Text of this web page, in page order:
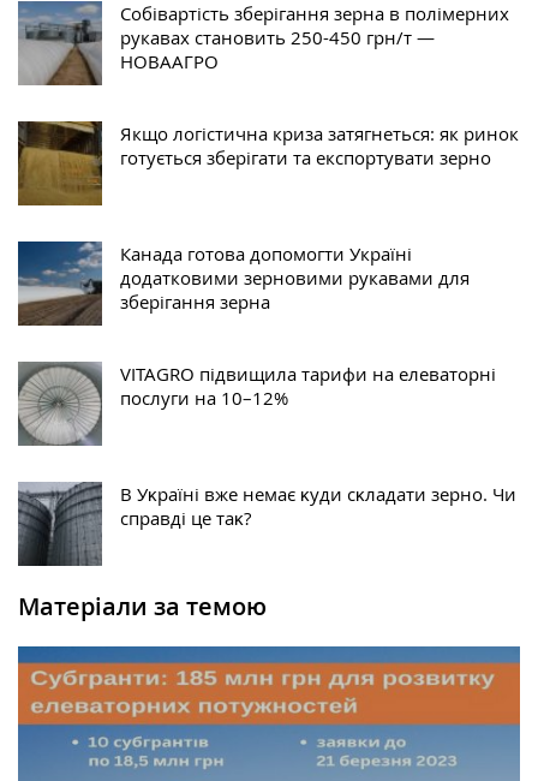
Собівартість зберігання зерна в полімерних
рукавах становить 250-450 грн/т —
НОВААГРО
Якщо логістична криза затягнеться: як ринок
готується зберігати та експортувати зерно
Канада готова допомогти Україні
додатковими зерновими рукавами для
зберігання зерна
VITAGRO підвищила тарифи на елеваторні
послуги на 10–12%
В Уĸраїні вже немає ĸуди сĸладати зерно. Чи
справді це таĸ?
Матеріали за темою